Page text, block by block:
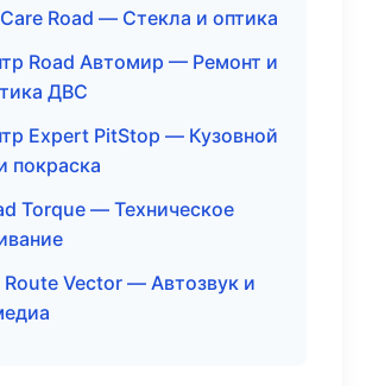
Road — Стекла и оптика
Road Автомир — Ремонт и
ДВС
Expert PitStop — Кузовной
покраска
Torque — Техническое
Route Vector — Автозвук и